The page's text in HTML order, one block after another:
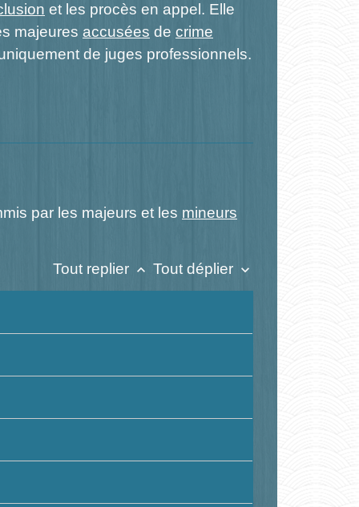
et les procès en appel. Elle
majeures accusées de crime
de juges professionnels.
par les majeurs et les mineurs
Tout replier keyboard_arrow_up Tout déplier keyboard_arrow_down